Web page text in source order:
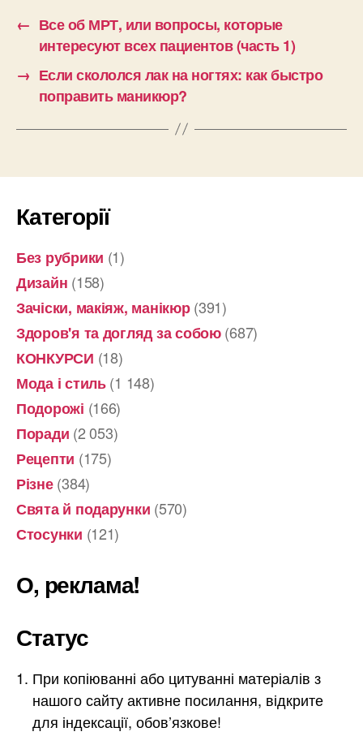
← Все об МРТ, или вопросы, которые
интересуют всех пациентов (часть 1)
→ Если скололся лак на ногтях: как быстро
поправить маникюр?
Категорії
Без рубрики (1)
Дизайн (158)
Зачіски, макіяж, манікюр(391)
Здоров'я та догляд за собою(687)
КОНКУРСИ (18)
Мода і стиль(1 148)
Подорожі (166)
Поради (2 053)
Рецепти (175)
Різне(384)
Свята й подарунки (570)
Стосунки (121)
О, реклама!
Статус
При копіюванні або цитуванні матеріалів з
нашого сайту активне посилання, відкрите
для індексації, обов’язкове!